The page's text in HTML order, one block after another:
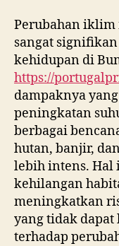
Perubahan iklim
sangat
kehidupan di
https://
dampaknya
peningkatan
berbagai
hutan, banjir,
lebih intens.
kehilangan
meningkatkan
yang tidak dapat
terhadap